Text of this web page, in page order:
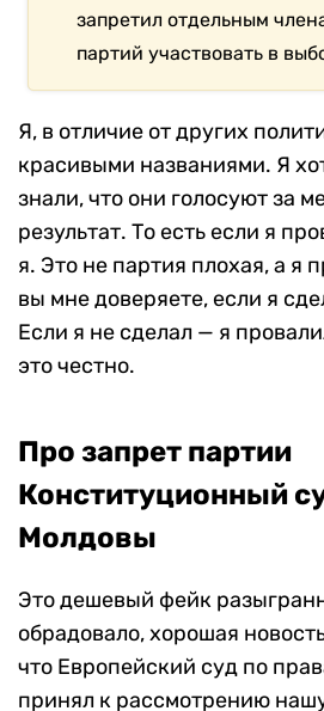
запретил отдельным
партий участвовать в
Я, в отличие от других
красивыми названиями. Я
знали, что они голосуют за
результат. То есть если я
я. Это не партия плохая, а я
вы мне доверяете, если я
Если я не сделал — я
это честно.
Про запрет партии
Конституционный
Молдовы
Это дешевый фейк
обрадовало, хорошая
что Европейский суд по
принял к рассмотрению